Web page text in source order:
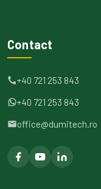
Contact
+40 721 253 843
+40 721 253 843
office@dumitech.ro